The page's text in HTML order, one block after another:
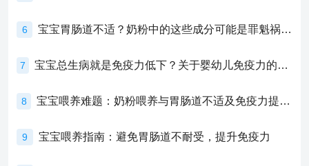
6 宝宝胃肠道不适？奶粉中的这些成分可能是罪魁祸首！
7 宝宝总生病就是免疫力低下？关于婴幼儿免疫力的真相，家长必须了解！
8 宝宝喂养难题：奶粉喂养与胃肠道不适及免疫力提升的奥秘
9 宝宝喂养指南：避免胃肠道不耐受，提升免疫力